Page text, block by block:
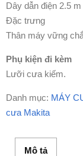
Dây dẫn điện 2.5 m
Đặc trưng
Thân máy vững
Phụ kiện đi kèm
Lưỡi cưa kiếm.
Danh mục: MÁY
cưa Makita
Mô tả